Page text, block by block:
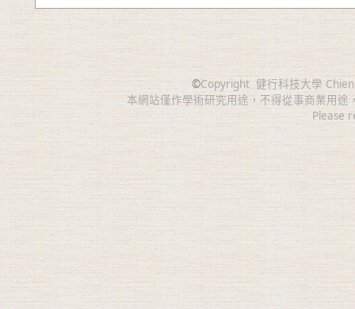
©Copyright健行科技大學
本網站僅作學術研究用途，不得從事商業用
Please